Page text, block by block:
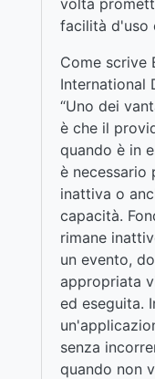
facilità d'uso
Come scrive
International
“Uno dei
è che il
quando è in
è necessario
inattiva o
capacità.
rimane
un evento,
appropriata
ed eseguita.
senza
quando non